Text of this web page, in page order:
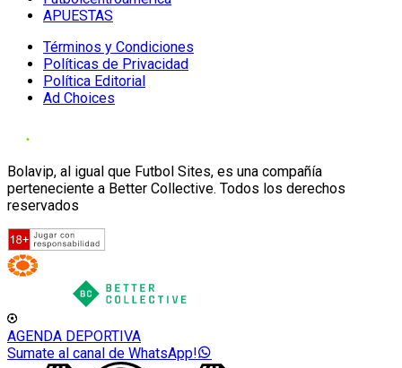
APUESTAS
Términos y Condiciones
Políticas de Privacidad
Política Editorial
Ad Choices
Bolavip, al igual que Futbol Sites, es una compañía
perteneciente a Better Collective. Todos los derechos
reservados
AGENDA DEPORTIVA
Sumate al canal de WhatsApp!